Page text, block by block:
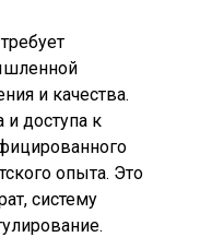
и качества.
и доступа к
опыта. Это
систему